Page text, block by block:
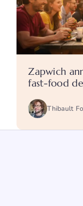
Zapwich
fast-food
Thibault